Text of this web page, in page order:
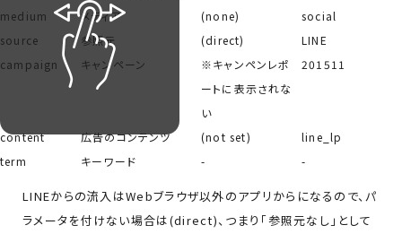
medium メディア (none)
social
source
参照元 (direct)
LINE
campaign
キャンペーン
※キャンペンレポ
ートに表示されな
い
201511
content 広告のコンテンツ (not set)
line_lp
term
キーワード - -
LINEからの流入はWebブラウザ以外のアプリからになるので、パ
ラメータを付けない場合は(direct)、つまり「参照元なし」として